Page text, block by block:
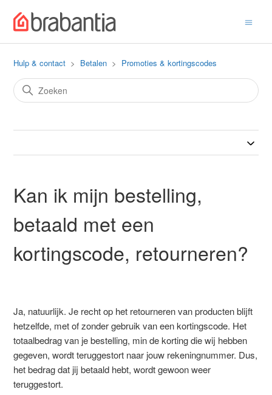
Hulp & contact Betalen Promoties & kortingscodes
Kan ik mijn bestelling,
betaald met een
kortingscode, retourneren?
Ja, natuurlijk. Je recht op het retourneren van producten blijft
hetzelfde, met of zonder gebruik van een kortingscode. Het
totaalbedrag van je bestelling, min de korting die wij hebben
gegeven, wordt teruggestort naar jouw rekeningnummer. Dus,
het bedrag dat jij betaald hebt, wordt gewoon weer
teruggestort.